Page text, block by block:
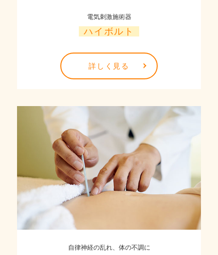
電気刺激施術器
ハイボルト
詳しく見る
自律神経の乱れ、体の不調に